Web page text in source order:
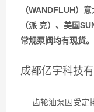
（WANDFLUH）
（派 克）、美国
常规泵阀均有现货。
成都亿宇科技
齿轮油泵因受定